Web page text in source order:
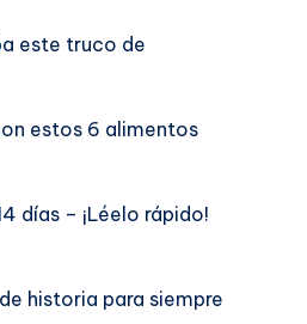
este truco de
estos 6 alimentos
días – ¡Léelo rápido!
historia para siempre